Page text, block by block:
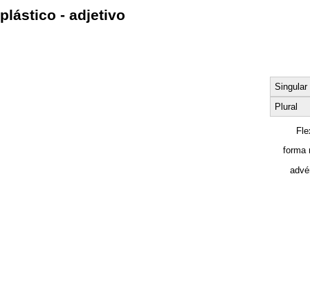
plástico - adjetivo
Singular
Plural
forma